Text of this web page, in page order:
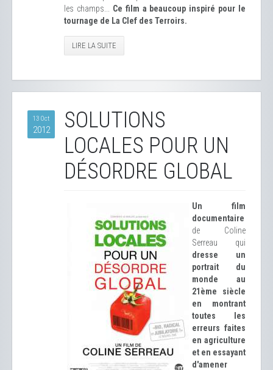
les champs... Ce film a beaucoup inspiré pour le
tournage de La Clef des Terroirs.
LIRE LA SUITE
13 Oct
2012
SOLUTIONS
LOCALES POUR UN
DÉSORDRE GLOBAL
Un film
documentaire
de Coline
Serreau qui
dresse un
portrait du
monde au
21ème siècle
en montrant
toutes les
erreurs faites
en agriculture
et en essayant
d'amener